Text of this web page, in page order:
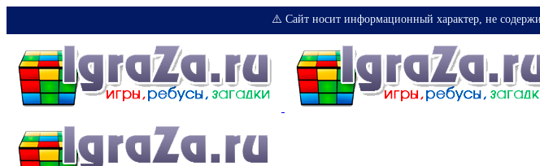
⚠️ Сайт носит информационный характер, не